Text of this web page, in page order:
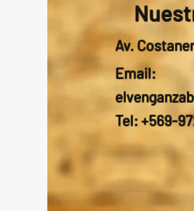
Av.
Email:
Tel: +569-